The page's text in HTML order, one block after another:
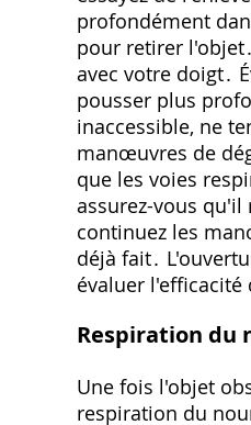
profondément
pour retirer
avec votre doigt․
pousser plus
inaccessible, ne
manœuvres de
que les voies
assurez-vous
continuez les
déjà fait․
évaluer
Respiration du
Une fois l'objet
respiration du